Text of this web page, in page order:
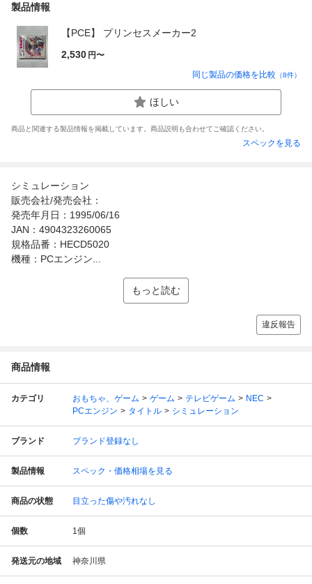
製品情報
【PCE】 プリンセスメーカー2
2,530 円〜
同じ製品の価格を比較 （8件）
ほしい
商品と関連する製品情報を掲載しています。商品説明も合わせてご確認ください。
スペックを見る
シミュレーション
販売会社/発売会社：
発売年月日：1995/06/16
JAN：4904323260065
規格品番：HECD5020
機種：PCエンジン...
もっと読む
違反報告
商品情報
カテゴリ おもちゃ、ゲーム ゲーム テレビゲーム
NEC
PCエンジン
タイトル シミュレーション
ブランド ブランド登録なし
製品情報 スペック・価格相場を見る
商品の状態 目立った傷や汚れなし
個数 1個
発送元の地域 神奈川県